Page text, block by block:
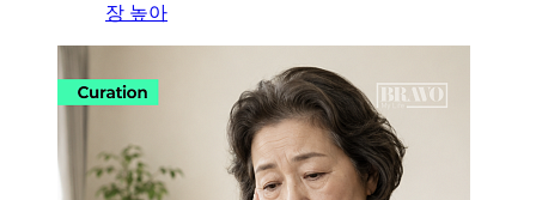
장 높아